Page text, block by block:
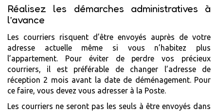
Réalisez les démarches administratives à
l’avance
Les courriers risquent d’être envoyés auprès de votre
adresse actuelle même si vous n’habitez plus
l’appartement. Pour éviter de perdre vos précieux
courriers, il est préférable de changer l’adresse de
réception 2 mois avant la date de déménagement. Pour
ce faire, vous devez vous adresser à la Poste.
Les courriers ne seront pas les seuls à être envoyés dans